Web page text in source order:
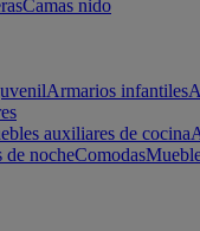
Camas nido
Armarios infantiles
auxiliares de cocina
de nocheComodas